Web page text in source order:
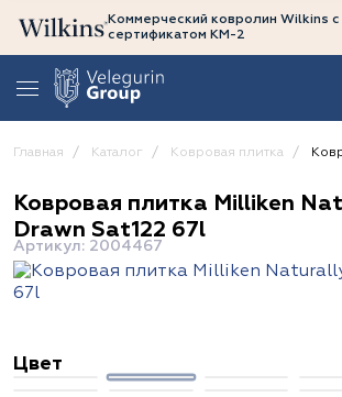
Коммерческий ковролин Wilkins с
сертификатом КМ-2
Главная Каталог Ковровая плитка
Ковровая плитка Milliken
Drawn Sat122 67l
Артикул: 2004467
Цвет